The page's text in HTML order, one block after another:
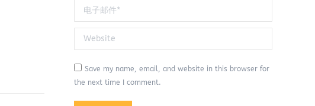
电子邮件 *
Website
Save my name, email, and website in this browser for
the next time I comment.